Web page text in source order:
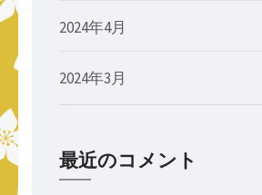
2024年4月
2024年3月
最近のコメント